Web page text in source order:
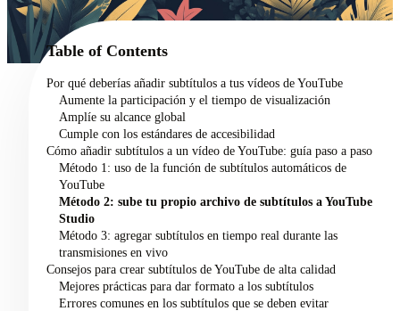
02 Casos de uso
Precios
Acerca de nosotros
Table of Contents
Por qué deberías añadir subtítulos a tus vídeos de YouTube
Aumente la participación y el tiempo de visualización
Amplíe su alcance global
Cumple con los estándares de accesibilidad
Cómo añadir subtítulos a un vídeo de YouTube: guía paso a paso
Método 1: uso de la función de subtítulos automáticos de
YouTube
Método 2: sube tu propio archivo de subtítulos a YouTube
Studio
Método 3: agregar subtítulos en tiempo real durante las
transmisiones en vivo
Consejos para crear subtítulos de YouTube de alta calidad
Mejores prácticas para dar formato a los subtítulos
Errores comunes en los subtítulos que se deben evitar